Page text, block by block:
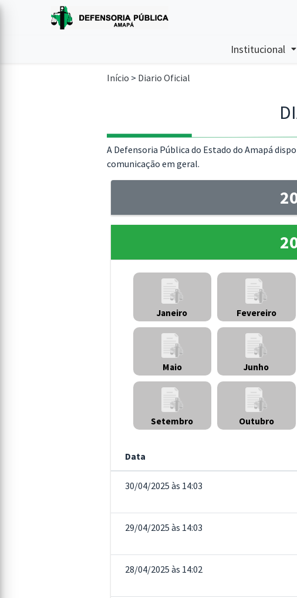
Institucional
Início > Diario Oficial
A Defensoria Pública do Estado do Amapá
comunicação em geral.
Janeiro Fevereiro
Maio Junho
Setembro Outubro
Data
30/04/2025 às 14:03
29/04/2025 às 14:03
28/04/2025 às 14:02